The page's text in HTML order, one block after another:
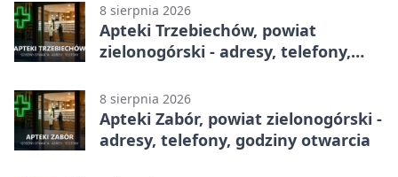
8 sierpnia 2026
Apteki Trzebiechów, powiat
zielonogórski - adresy, telefony,
8 sierpnia 2026
Apteki Zabór, powiat zielonogórski -
adresy, telefony, godziny otwarcia